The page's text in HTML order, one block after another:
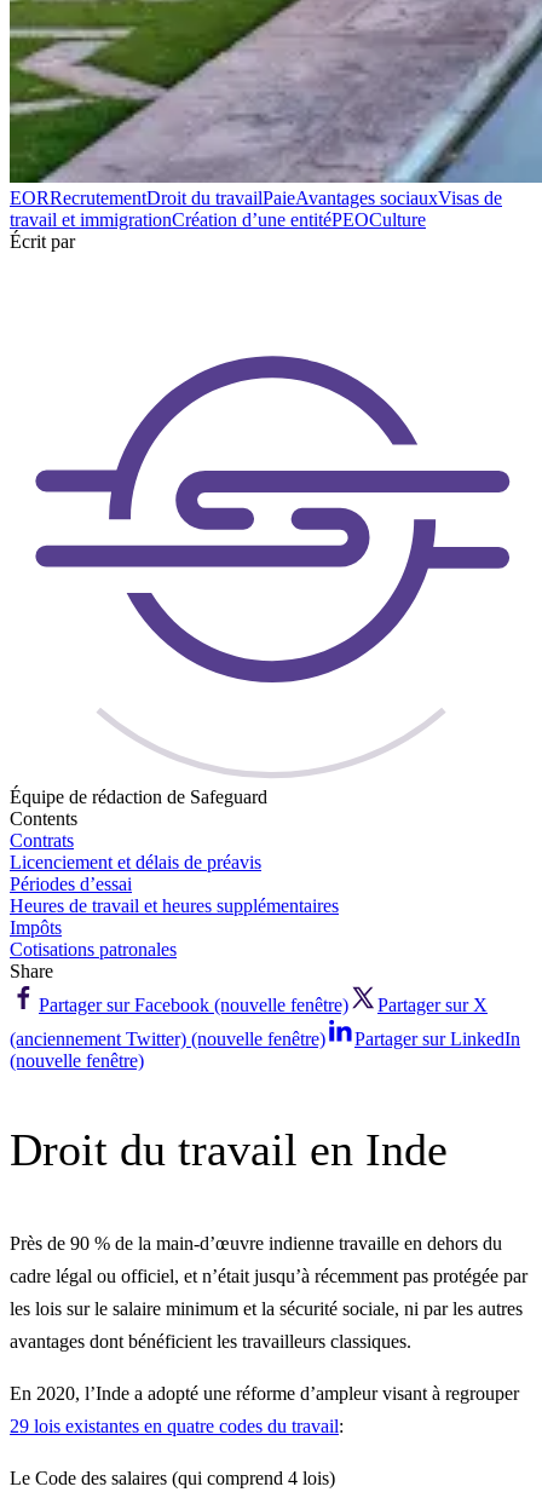
EORRecrutementDroit du travailPaieAvantages sociauxVisas de
travail et immigrationCréation d’une entitéPEOCulture
Écrit par
Équipe de rédaction de Safeguard
Contents
Contrats
Licenciement et délais de préavis
Périodes d’essai
Heures de travail et heures supplémentaires
Impôts
Cotisations patronales
Share
Partager sur Facebook (nouvelle fenêtre)
Partager sur X
(anciennement Twitter) (nouvelle fenêtre)
Partager sur LinkedIn
(nouvelle fenêtre)
Droit du travail en Inde
Près de 90 % de la main-d’œuvre indienne travaille en dehors du
cadre légal ou officiel, et n’était jusqu’à récemment pas protégée par
les lois sur le salaire minimum et la sécurité sociale, ni par les autres
avantages dont bénéficient les travailleurs classiques.
En 2020, l’Inde a adopté une réforme d’ampleur visant à regrouper
29 lois existantes en quatre codes du travail:
Le Code des salaires (qui comprend 4 lois)